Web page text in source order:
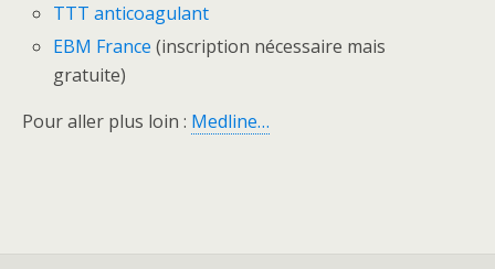
TTT anticoagulant
EBM France (inscription nécessaire mais
gratuite)
Pour aller plus loin : Medline…